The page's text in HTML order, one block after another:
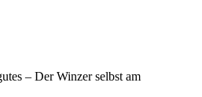
– Der Winzer selbst am